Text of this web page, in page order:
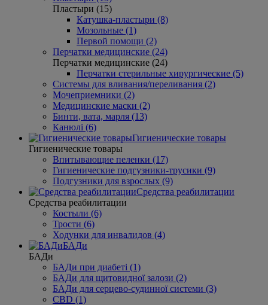
Пластыри (15)
Катушка-пластыри (8)
Мозольные (1)
Первой помощи (2)
Перчатки медицинские (24)
Перчатки медицинские (24)
Перчатки стерильные хирургические (5)
Системы для вливания/переливания (2)
Мочеприемники (2)
Медицинские маски (2)
Бинти, вата, марля (13)
Канюлі (6)
Гигиенические товары
Гигиенические товары
Впитывающие пеленки (17)
Гигиенические подгузники-трусики (9)
Подгузники для взрослых (9)
Средства реабилитации
Средства реабилитации
Костыли (6)
Трости (6)
Ходунки для инвалидов (4)
БАДи
БАДи
БАДи при диабеті (1)
БАДи для щитовидної залози (2)
БАДи для серцево-судинної системи (3)
CBD (1)